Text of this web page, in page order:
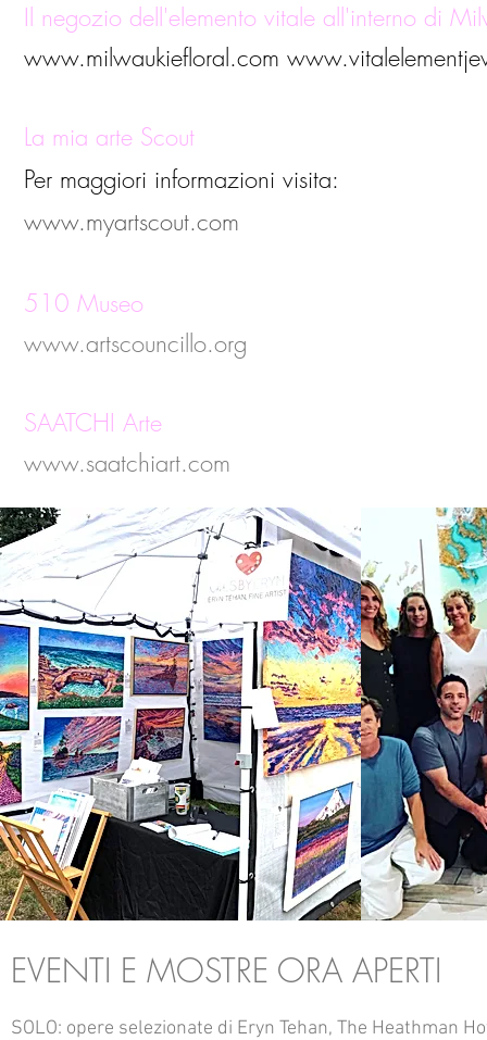
Il negozio dell'elemento vitale all'interno di
www.milwaukiefloral.com www.
La mia arte Scout
Per maggiori informazioni visita:
www.myartscout.com
510 Museo
www.artscouncillo.org
SAATCHI Arte
www.saatchiart.com
EVENTI E MOSTRE ORA APERTI
SOLO: opere selezionate di Eryn Tehan, The Heathman